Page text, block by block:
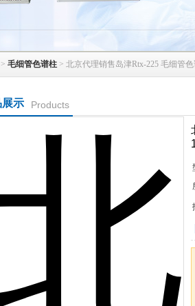
> 毛细管色谱柱 > 北京代理销售岛津Rtx-225 毛细管色
展示 Products